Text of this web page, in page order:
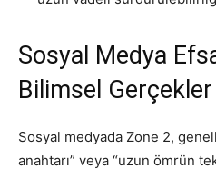
Sosyal Medya
Bilimsel Gerçekler
Sosyal medyada Zone 2,
anahtarı” veya “uzun ömrün